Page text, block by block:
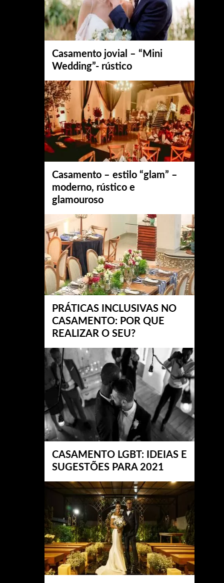
Casamento jovial – “Mini
Wedding”- rústico
Casamento – estilo “glam” –
moderno, rústico e
glamouroso
PRÁTICAS INCLUSIVAS NO
CASAMENTO: POR QUE
REALIZAR O SEU?
CASAMENTO LGBT: IDEIAS E
SUGESTÕES PARA 2021